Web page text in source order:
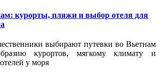
курорты, пляжи и выбор отеля для
выбирают путевки во Вьетнам
курортов, мягкому климату и
у моря